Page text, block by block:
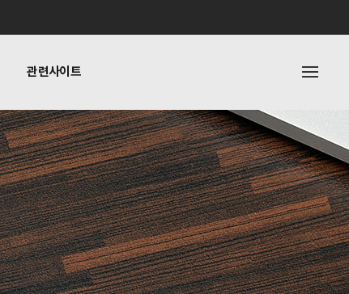
관련사이트
관련사이트
기타링크